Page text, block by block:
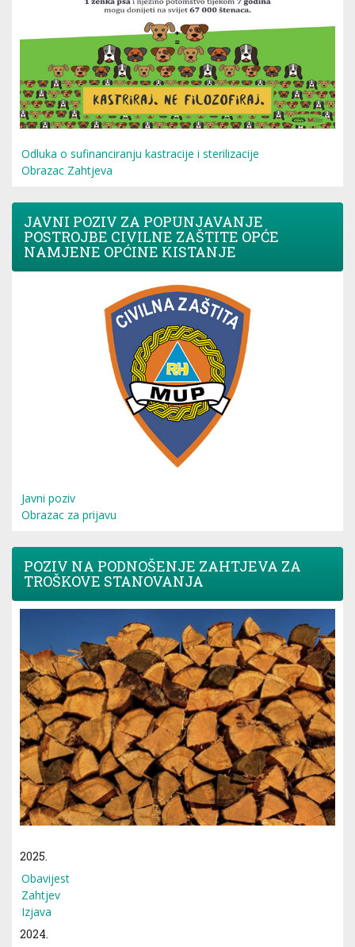
Odluka o sufinanciranju kastracije i sterilizacije
Obrazac Zahtjeva
JAVNI POZIV ZA POPUNJAVANJE
POSTROJBE CIVILNE ZAŠTITE OPĆE
NAMJENE OPĆINE KISTANJE
Javni poziv
Obrazac za prijavu
POZIV NA PODNOŠENJE ZAHTJEVA ZA
TROŠKOVE STANOVANJA
2025.
Obavijest
Zahtjev
Izjava
2024.